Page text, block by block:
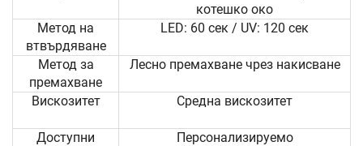
котешко око
Метод на
втвърдяване
LED: 60 сек / UV: 120 сек
Метод за
премахване
Лесно премахване чрез накисване
Вискозитет Средна вискозитет
Доступни
Персонализируемо